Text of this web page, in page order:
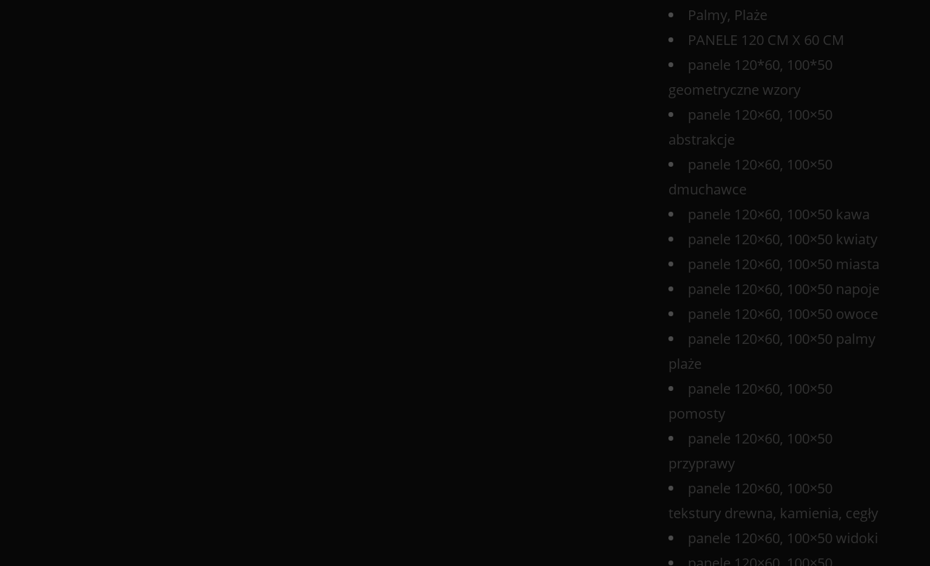
Palmy, Plaże
PANELE 120 CM X 60 CM
panele 120*60, 100*50
geometryczne wzory
panele 120×60, 100×50
abstrakcje
panele 120×60, 100×50
dmuchawce
panele 120×60, 100×50 kawa
panele 120×60, 100×50 kwiaty
panele 120×60, 100×50 miasta
panele 120×60, 100×50 napoje
panele 120×60, 100×50 owoce
panele 120×60, 100×50 palmy
plaże
panele 120×60, 100×50
pomosty
panele 120×60, 100×50
przyprawy
panele 120×60, 100×50
tekstury drewna, kamienia, cegły
panele 120×60, 100×50 widoki